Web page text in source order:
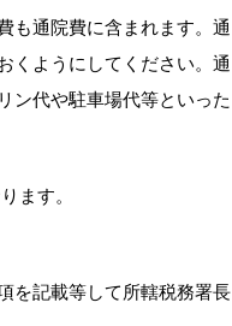
通院費に含まれます。通
くようにしてください。通
ン代や駐車場代等といった
ます。
を記載等して所轄税務署長